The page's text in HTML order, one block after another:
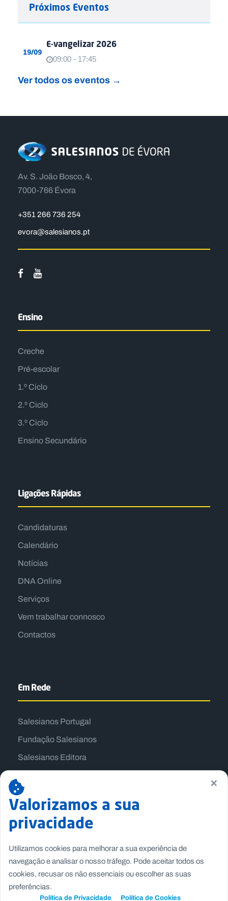
Próximos Eventos
19/09
E-vangelizar 2026
09:00 - 17:45
Ver todos os eventos →
Av. S. João Bosco, 4,
7000-766 Évora
+351 266 736 254
evora@salesianos.pt
Ensino
Creche
Pré-escolar
1.º Ciclo
2.º Ciclo
3.º Ciclo
Ensino Secundário
Ligações Rápidas
Candidaturas
Calendário
Notícias
DNA Online
Serviços
Vem trabalhar connosco
Contactos
Em Rede
Salesianos Portugal
Fundação Salesianos
Salesianos Editora
Missão Dom Bosco
Jogos Nacionais Salesianos
×
Valorizamos a sua
privacidade
Utilizamos cookies para melhorar a sua experiência de
navegação e analisar o nosso tráfego. Pode aceitar todos os
cookies, recusar os não essenciais ou escolher as suas
preferências.
Política de Privacidade Política de Cookies